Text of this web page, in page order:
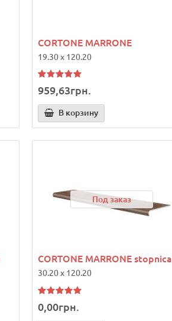
CORTONE MARRONE
19.30 x 120.20
959,63грн.
В корзину
Под заказ
CORTONE MARRONE stopnica
30.20 x 120.20
0,00грн.